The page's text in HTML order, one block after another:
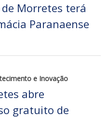
Morretes terá
Paranaense
e Inovação
abre
gratuito de